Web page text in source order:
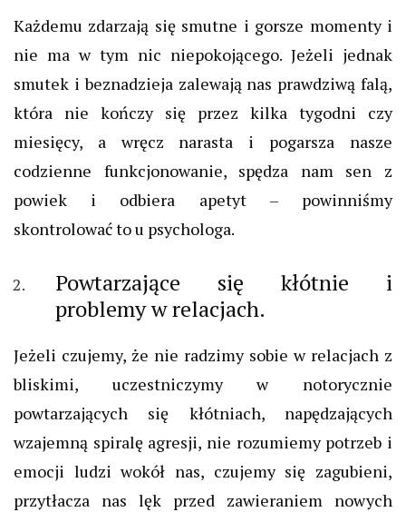
Każdemu zdarzają się smutne i gorsze momenty i
nie ma w tym nic niepokojącego. Jeżeli jednak
smutek i beznadzieja zalewają nas prawdziwą falą,
która nie kończy się przez kilka tygodni czy
miesięcy, a wręcz narasta i pogarsza nasze
codzienne funkcjonowanie, spędza nam sen z
powiek i odbiera apetyt – powinniśmy
skontrolować to u psychologa.
Powtarzające się kłótnie i
problemy w relacjach.
Jeżeli czujemy, że nie radzimy sobie w relacjach z
bliskimi, uczestniczymy w notorycznie
powtarzających się kłótniach, napędzających
wzajemną spiralę agresji, nie rozumiemy potrzeb i
emocji ludzi wokół nas, czujemy się zagubieni,
przytłacza nas lęk przed zawieraniem nowych